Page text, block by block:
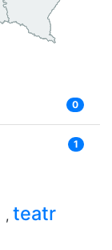
0
1
, teatr